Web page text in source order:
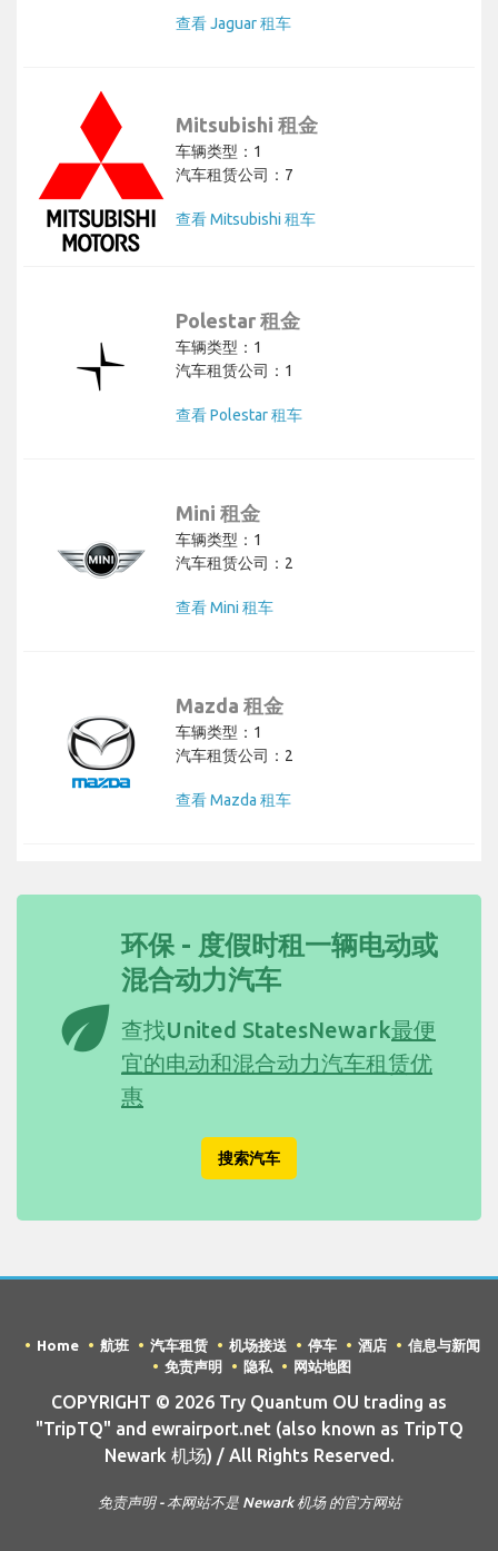
查看 Jaguar 租车
Mitsubishi 租金
车辆类型：1
汽车租赁公司：7
查看 Mitsubishi 租车
Polestar 租金
车辆类型：1
汽车租赁公司：1
查看 Polestar 租车
Mini 租金
车辆类型：1
汽车租赁公司：2
查看 Mini 租车
Mazda 租金
车辆类型：1
汽车租赁公司：2
查看 Mazda 租车
eco
环保 - 度假时租一辆电动或
混合动力汽车
查找United StatesNewark最便
宜的电动和混合动力汽车租赁优
惠
搜索汽车
Home 航班 汽车租赁 机场接送 停车 酒店
信息与新闻
免责声明
隐私 网站地图
COPYRIGHT © 2026 Try Quantum OU trading as
"TripTQ" and ewrairport.net (also known as TripTQ
Newark 机场) / All Rights Reserved.
免责声明 - 本网站不是 Newark 机场 的官方网站